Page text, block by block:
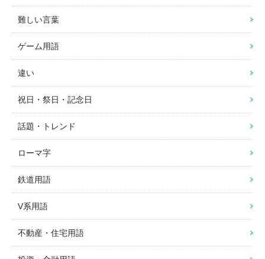
難しい言葉
ゲーム用語
違い
祝日・祭日・記念日
話題・トレンド
ローマ字
鉄道用語
V系用語
不動産・住宅用語